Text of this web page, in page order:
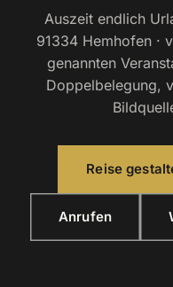
Auszeit endlich
91334 Hemhofen ·
genannten
Doppelbelegung,
Reise
Anrufen